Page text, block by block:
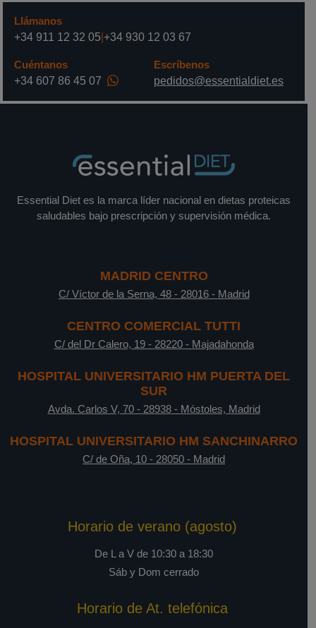
Llámanos
+34 911 12 32 05 +34 930 12 03 67
Cuéntanos
+34 607 86 45 07
Escríbenos
pedidos@essentialdiet.es
Essential Diet es la marca líder nacional en dietas proteicas
saludables bajo prescripción y supervisión médica.
MADRID CENTRO
C/ Víctor de la Serna, 48- 28016- Madrid
CENTRO COMERCIAL TUTTI
C/ del Dr Calero, 19- 28220- Majadahonda
HOSPITAL UNIVERSITARIO HM PUERTA DEL
SUR
Avda. Carlos V, 70- 28938- Móstoles, Madrid
HOSPITAL UNIVERSITARIO HM SANCHINARRO
C/ de Oña, 10 - 28050 - Madrid
Horario de verano (agosto)
De L a V de 10:30 a 18:30
Sáb y Dom cerrado
Horario de At. telefónica